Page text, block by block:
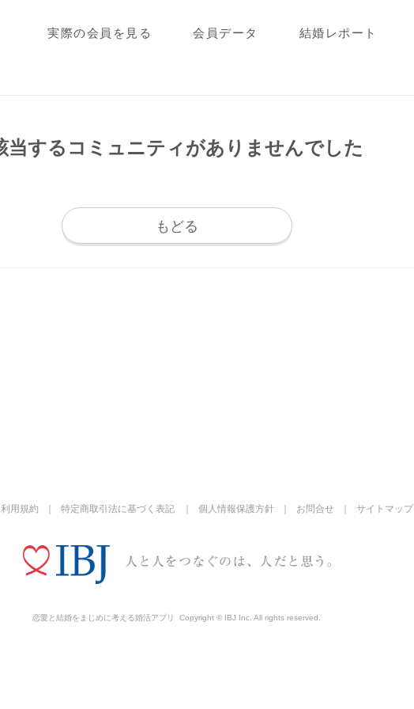
実際の会員を見る 会員データ 結婚レポート
当するコミュニティがありませんでした
もどる
利用規約 特定商取引法に基づく表記 個人情報保護方針 お問合せ サイトマップ
恋愛と結婚をまじめに考える婚活アプリ Copyright © IBJ Inc. All rights reserved.